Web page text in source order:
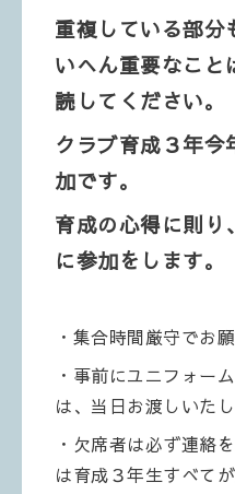
重複している部分
いへん重要なこと
読してください。
クラブ育成３年今
加です。
育成の心得に則り
に参加をします。
・集合時間厳守でお
・事前にユニフォー
は、当日お渡しいたし
・欠席者は必ず連絡
は育成３年生すべて